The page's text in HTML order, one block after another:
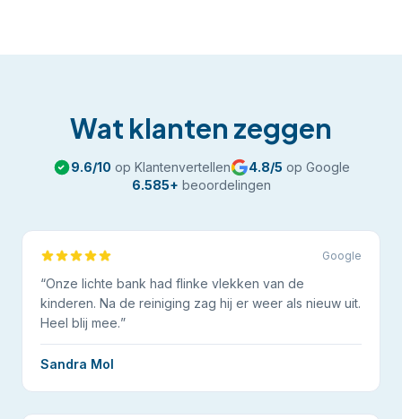
Wat klanten zeggen
9.6/10 op Klantenvertellen 4.8/5 op Google
6.585+ beoordelingen
Google
“Onze lichte bank had flinke vlekken van de
kinderen. Na de reiniging zag hij er weer als nieuw uit.
Heel blij mee.”
Sandra Mol